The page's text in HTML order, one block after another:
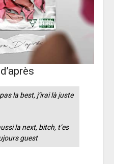
la best, j’irai là juste
la next, bitch, t’es
guest